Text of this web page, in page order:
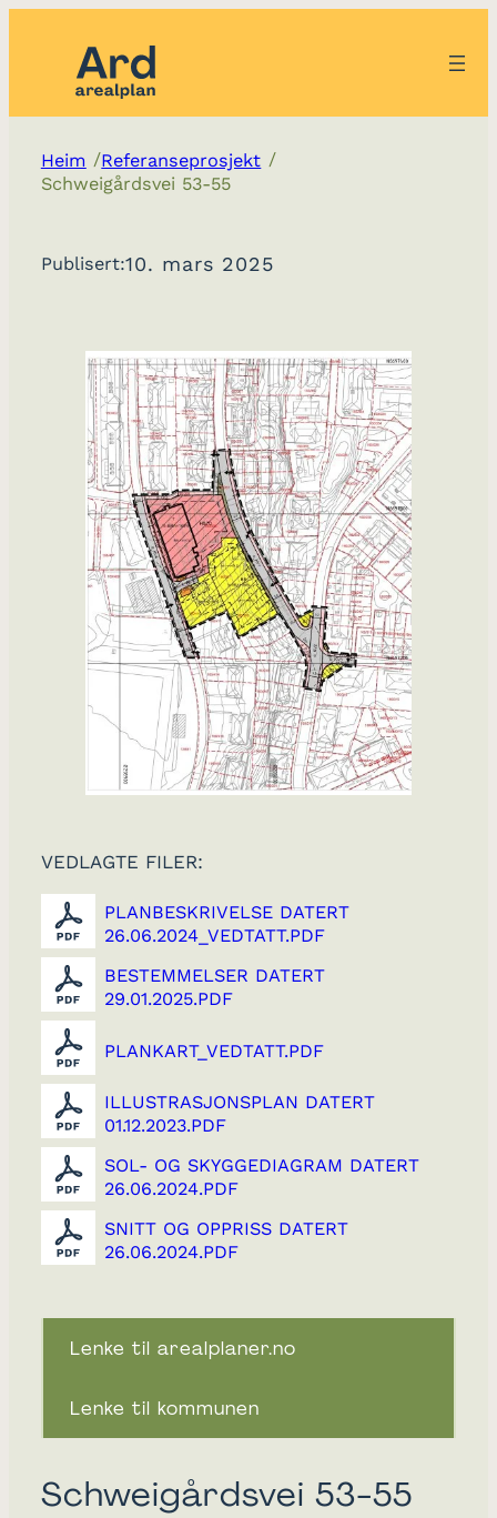
Heim /Referanseprosjekt /
Schweigårdsvei 53-55
Publisert:10. mars 2025
VEDLAGTE FILER:
PLANBESKRIVELSE DATERT
26.06.2024_VEDTATT.PDF
BESTEMMELSER DATERT
29.01.2025.PDF
PLANKART_VEDTATT.PDF
ILLUSTRASJONSPLAN DATERT
01.12.2023.PDF
SOL- OG SKYGGEDIAGRAM DATERT
26.06.2024.PDF
SNITT OG OPPRISS DATERT
26.06.2024.PDF
Lenke til arealplaner.no
Lenke til kommunen
Schweigårdsvei 53-55